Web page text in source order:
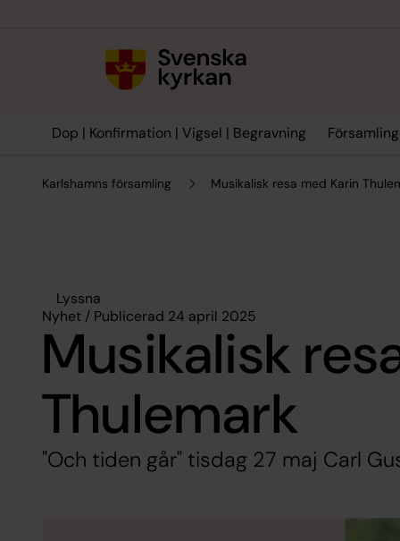
Dop | Konfirmation | Vigsel | Begravning
Karlshamns församling Musikalisk resa med Karin
Lyssna
Nyhet / Publicerad 24 april 2025
Musikalisk
Thulemark
"Och tiden går" tisdag 27 maj Carl